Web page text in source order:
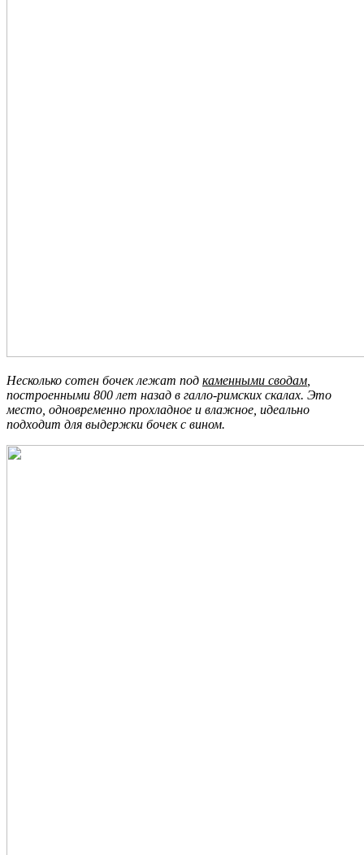
Несколько сотен бочек лежат под каменными сводам
построенными 800 лет назад в галло-римских скалах. Это
место, одновременно прохладное и влажное, идеально
подходит для выдержки бочек с вином.